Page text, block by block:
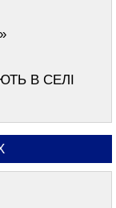
В СЕЛІ